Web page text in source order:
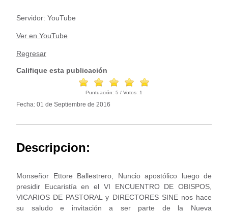
Servidor: YouTube
Ver en YouTube
Regresar
Califique esta publicación
Puntuación: 5 / Votos: 1
Fecha: 01 de Septiembre de 2016
Descripcion:
Monseñor Ettore Ballestrero, Nuncio apostólico luego de
presidir Eucaristía en el VI ENCUENTRO DE OBISPOS,
VICARIOS DE PASTORAL y DIRECTORES SINE nos hace
su saludo e invitación a ser parte de la Nueva